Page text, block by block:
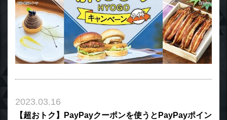
2023.03.16
【超おトク】PayPayクーポンを使うとPayPayポイン